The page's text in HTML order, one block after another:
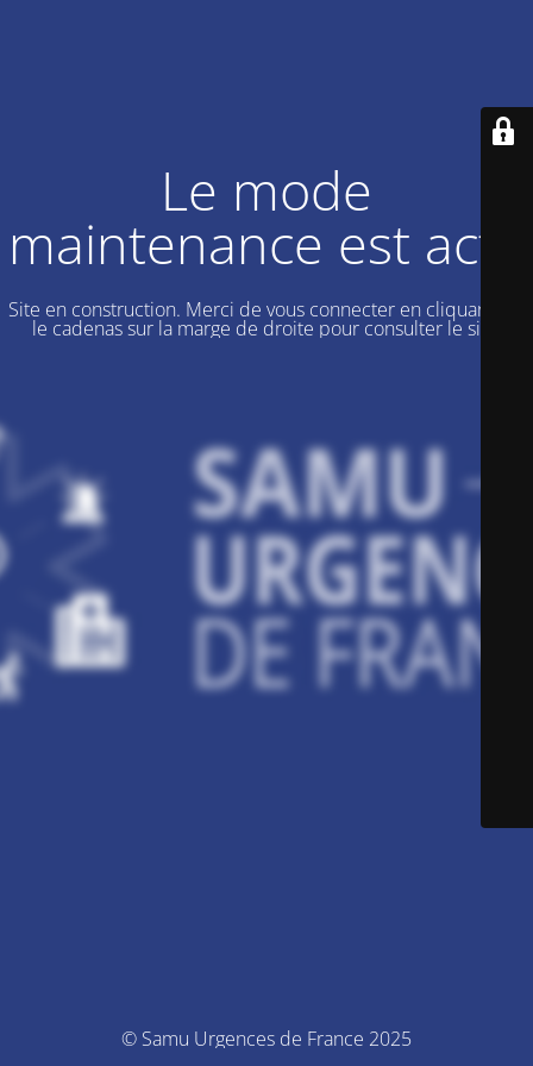
Le mode
maintenance est actif
Site en construction. Merci de vous connecter en cliquant sur
le cadenas sur la marge de droite pour consulter le site.
© Samu Urgences de France 2025